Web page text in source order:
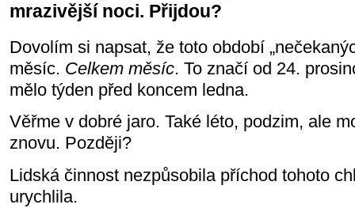
mrazivější noci. Přijdou?
Dovolím si napsat, že toto období
měsíc. Celkem měsíc. To značí od 24.
mělo týden před koncem ledna.
Věřme v dobré jaro. Také léto, podzim, ale
znovu. Později?
Lidská činnost nezpůsobila příchod tohoto
urychlila.